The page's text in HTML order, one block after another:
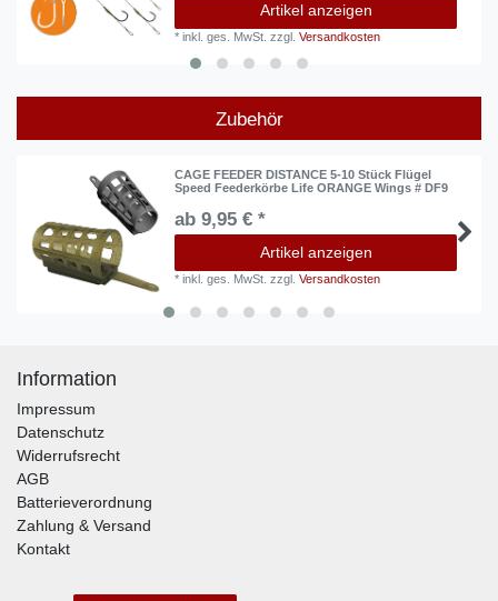
Artikel anzeigen
*inkl. ges. MwSt. zzgl.Versandkosten
Zubehör
CAGE FEEDER DISTANCE 5-10 Stück Flügel
Speed Feederkörbe Life ORANGE Wings # DF9
ab 9,95 € *
Artikel anzeigen
*inkl. ges. MwSt. zzgl.Versandkosten
Information
Impressum
Datenschutz
Widerrufsrecht
AGB
Batterieverordnung
Zahlung & Versand
Kontakt